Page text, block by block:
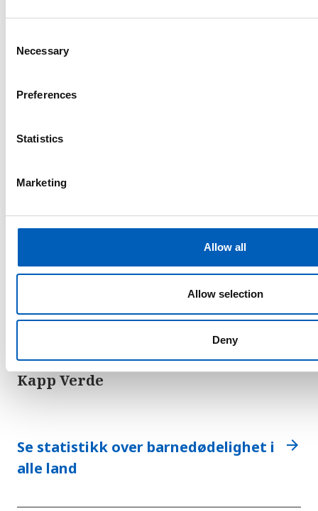
Necessary
Preferences
Statistics
Marketing
Allow all
Allow selection
Deny
Antall barn som dør før de har fylt fem år,
14
levendefødte i
Kapp Verde
Se statistikk over barnedødelighet i
alle land
arrow_forward